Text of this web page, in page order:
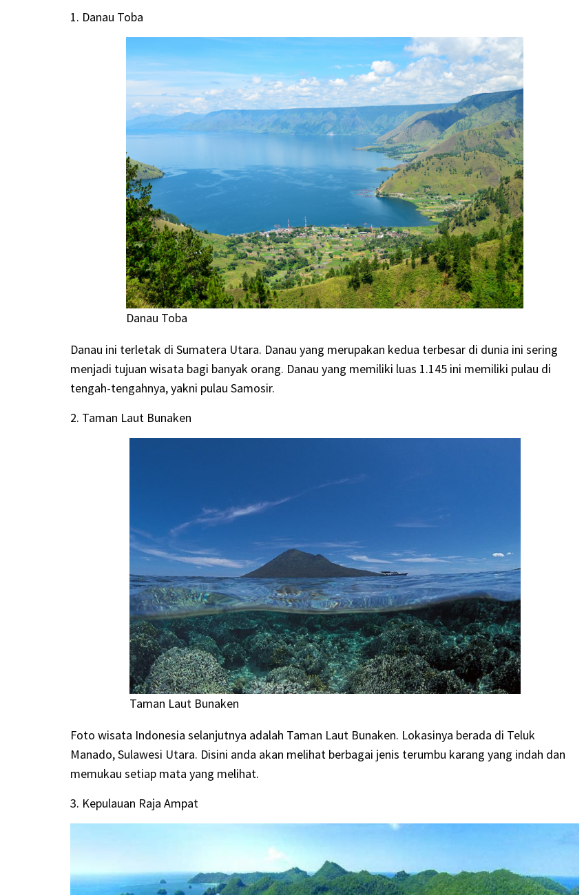
1. Danau Toba
Danau Toba
Danau ini terletak di Sumatera Utara. Danau yang merupakan kedua terbesar di dunia ini sering
menjadi tujuan wisata bagi banyak orang. Danau yang memiliki luas 1.145 ini memiliki pulau di
tengah-tengahnya, yakni pulau Samosir.
2. Taman Laut Bunaken
Taman Laut Bunaken
Foto wisata Indonesia selanjutnya adalah Taman Laut Bunaken. Lokasinya berada di Teluk
Manado, Sulawesi Utara. Disini anda akan melihat berbagai jenis terumbu karang yang indah dan
memukau setiap mata yang melihat.
3. Kepulauan Raja Ampat